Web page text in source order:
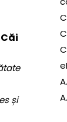
și